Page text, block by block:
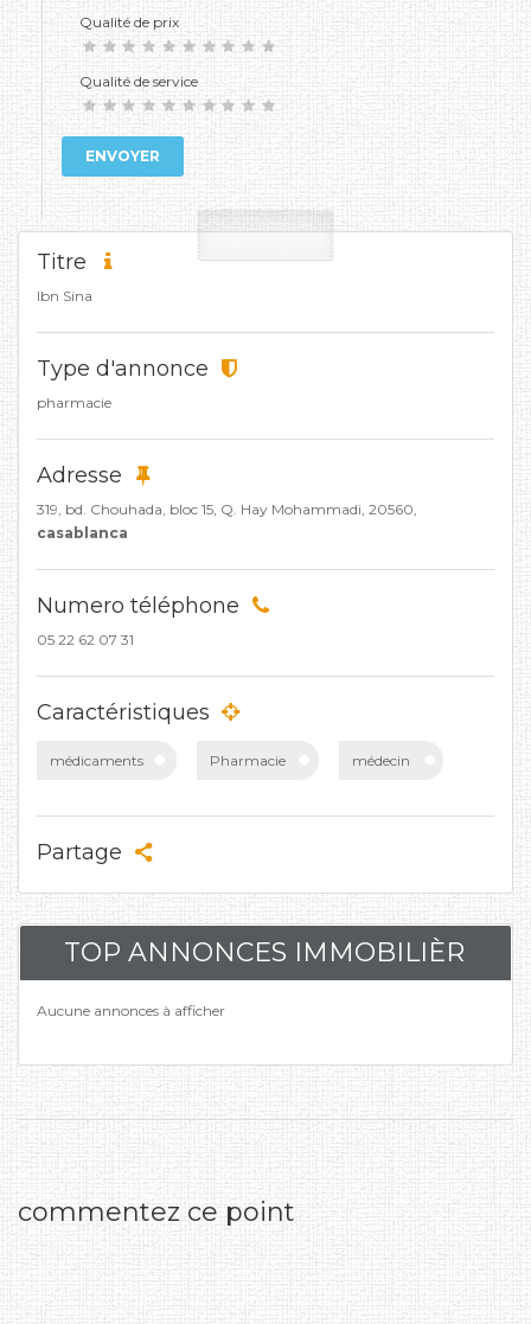
Qualité de prix
Qualité de service
ENVOYER
Titre
Ibn Sina
Type d'annonce
pharmacie
Adresse
319, bd. Chouhada, bloc 15, Q. Hay Mohammadi, 20560,
casablanca
Numero téléphone
05 22 62 07 31
Caractéristiques
médicaments Pharmacie médecin
Partage
TOP ANNONCES IMMOBILIÈR
Aucune annonces à afficher
commentez ce point